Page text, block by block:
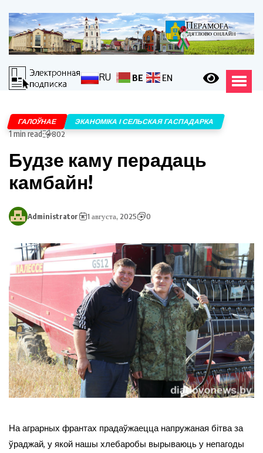
RU BE EN
ГАЛОЎНАЕ ЭКАНОМІКА І СЕЛЬСКАЯ ГАСПАДАРКА
1 min read 802
Будзе каму перадаць
камбайн!
Administrator 1 августа, 2025 0
На аграрных франтах прадаўжаецца напружаная бітва за
ўраджай, у якой нашы хлебаробы вырываюць у непагоды